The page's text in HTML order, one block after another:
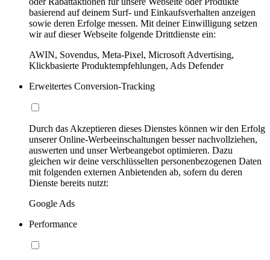
basierend auf deinem Surf- und Einkaufsverhalten anzeigen
sowie deren Erfolge messen. Mit deiner Einwilligung setzen
wir auf dieser Webseite folgende Drittdienste ein:
AWIN, Sovendus, Meta-Pixel, Microsoft Advertising,
Klickbasierte Produktempfehlungen, Ads Defender
Erweitertes Conversion-Tracking
Durch das Akzeptieren dieses Dienstes können wir den Erfolg
unserer Online-Werbeeinschaltungen besser nachvollziehen,
auswerten und unser Werbeangebot optimieren. Dazu
gleichen wir deine verschlüsselten personenbezogenen Daten
mit folgenden externen Anbietenden ab, sofern du deren
Dienste bereits nutzt:
Google Ads
Performance